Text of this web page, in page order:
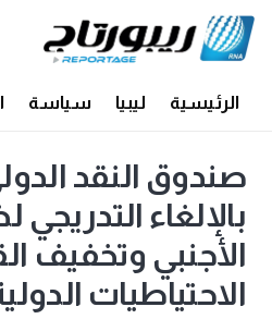
الرئيسية ليبيا سياسة
صندوق النقد
بالإلغاء التدريجي
الأجنبي وتخفيف
الاحتياطيات